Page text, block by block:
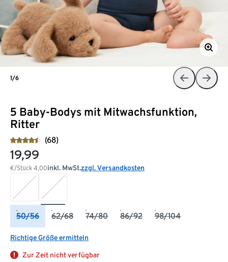
5 Baby-Bodys mit Mitwachsfunktion,
Ritter
(68)
19,99
€/Stück 4,00inkl. MwSt.zzgl. Versandkosten
50/56 62/68 74/80 86/92 98/104
Richtige Größe ermitteln
Zur Zeit nicht verfügbar
1/6